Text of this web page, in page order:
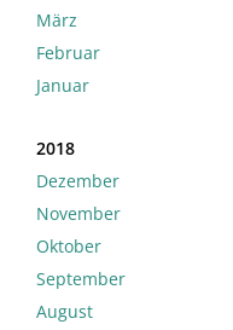
März
Februar
Januar
2018
Dezember
November
Oktober
September
August